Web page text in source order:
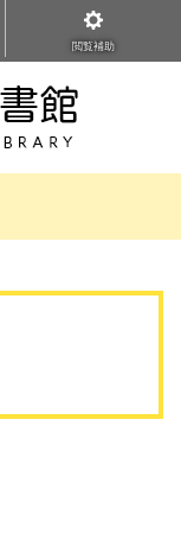
閲覧補助